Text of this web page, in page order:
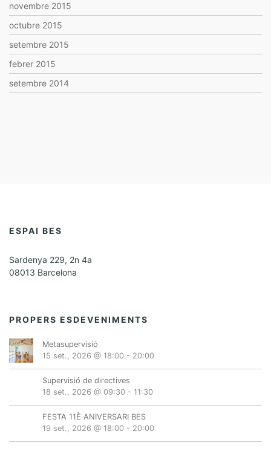
novembre 2015
octubre 2015
setembre 2015
febrer 2015
setembre 2014
ESPAI BES
Sardenya 229, 2n 4a
08013 Barcelona
PROPERS ESDEVENIMENTS
Metasupervisió
15 set., 2026 @ 18:00 - 20:00
Supervisió de directives
18 set., 2026 @ 09:30 - 11:30
FESTA 11È ANIVERSARI BES
19 set., 2026 @ 18:00 - 20:00